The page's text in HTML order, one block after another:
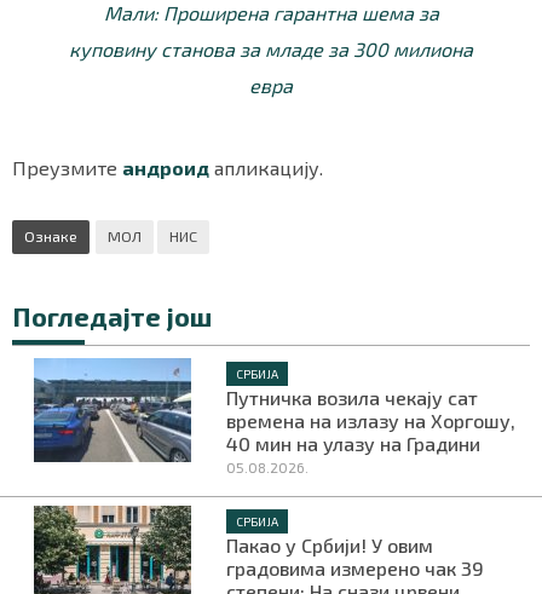
Мали: Проширена гарантна шема за
куповину станова за младе за 300 милиона
евра
Преузмите андроид апликацију.
Ознаке МОЛ НИС
Погледајте још
СРБИЈА
Путничка возила чекају сат
времена на излазу на Хоргошу,
40 мин на улазу на Градини
05.08.2026.
СРБИЈА
Пакао у Србији! У овим
градовима измерено чак 39